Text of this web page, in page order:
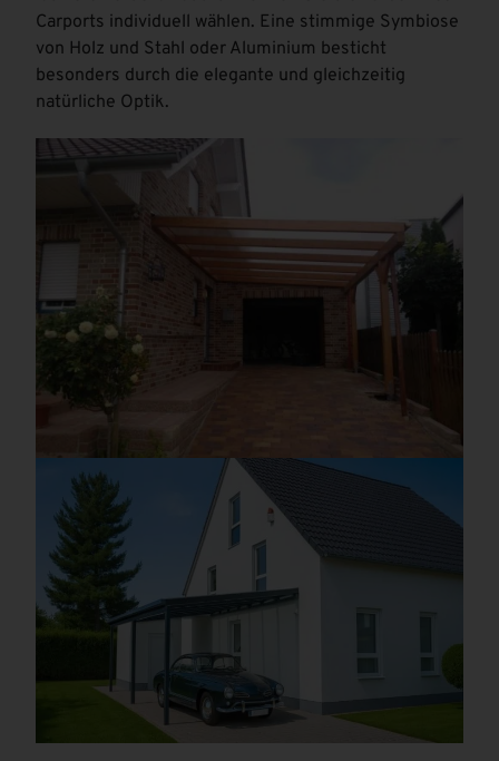
Carports individuell wählen. Eine stimmige Symbiose
von Holz und Stahl oder Aluminium besticht
besonders durch die elegante und gleichzeitig
natürliche Optik.